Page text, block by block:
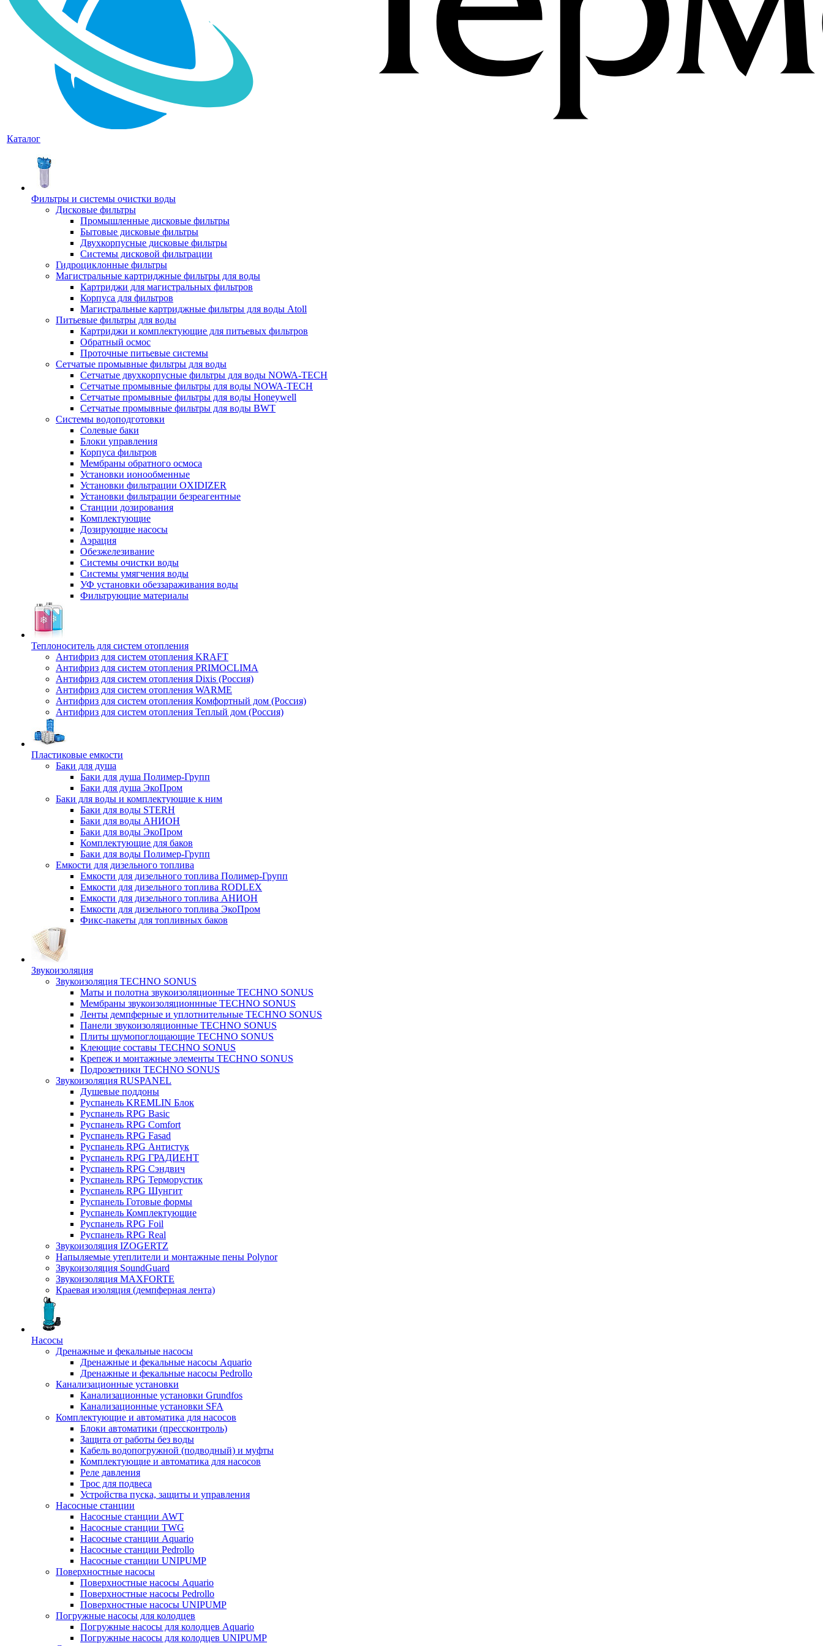
Каталог
Фильтры и системы очистки воды
Дисковые фильтры
Промышленные дисковые фильтры
Бытовые дисковые фильтры
Двухкорпусные дисковые фильтры
Системы дисковой фильтрации
Гидроциклонные фильтры
Магистральные картриджные фильтры для воды
Картриджи для магистральных фильтров
Корпуса для фильтров
Магистральные картриджные фильтры для воды Atoll
Питьевые фильтры для воды
Картриджи и комплектующие для питьевых фильтров
Обратный осмос
Проточные питьевые системы
Сетчатые промывные фильтры для воды
Сетчатые двухкорпусные фильтры для воды NOWA-TECH
Сетчатые промывные фильтры для воды NOWA-TECH
Сетчатые промывные фильтры для воды Honeywell
Сетчатые промывные фильтры для воды BWT
Системы водоподготовки
Солевые баки
Блоки управления
Корпуса фильтров
Мембраны обратного осмоса
Установки ионообменные
Установки фильтрации OXIDIZER
Установки фильтрации безреагентные
Станции дозирования
Комплектующие
Дозирующие насосы
Аэрация
Обезжелезивание
Системы очистки воды
Системы умягчения воды
УФ установки обеззараживания воды
Фильтрующие материалы
Теплоноситель для систем отопления
Антифриз для систем отопления KRAFT
Антифриз для систем отопления PRIMOCLIMA
Антифриз для систем отопления Dixis (Россия)
Антифриз для систем отопления WARME
Антифриз для систем отопления Комфортный дом (Россия)
Антифриз для систем отопления Теплый дом (Россия)
Пластиковые емкости
Баки для душа
Баки для душа Полимер-Групп
Баки для душа ЭкоПром
Баки для воды и комплектующие к ним
Баки для воды STERH
Баки для воды АНИОН
Баки для воды ЭкоПром
Комплектующие для баков
Баки для воды Полимер-Групп
Емкости для дизельного топлива
Емкости для дизельного топлива Полимер-Групп
Емкости для дизельного топлива RODLEX
Емкости для дизельного топлива АНИОН
Емкости для дизельного топлива ЭкоПром
Фикс-пакеты для топливных баков
Звукоизоляция
Звукоизоляция TECHNO SONUS
Маты и полотна звукоизоляционные TECHNO SONUS
Мембраны звукоизоляционнные TECHNO SONUS
Ленты демпферные и уплотнительные TECHNO SONUS
Панели звукоизоляционные TECHNO SONUS
Плиты шумопоглощающие TECHNO SONUS
Клеющие составы TECHNO SONUS
Крепеж и монтажные элементы TECHNO SONUS
Подрозетники TECHNO SONUS
Звукоизоляция RUSPANEL
Душевые поддоны
Руспанель KREMLIN Блок
Руспанель RPG Basic
Руспанель RPG Comfort
Руспанель RPG Fasad
Руспанель RPG Антистук
Руспанель RPG ГРАДИЕНТ
Руспанель RPG Сэндвич
Руспанель RPG Терморустик
Руспанель RPG Шунгит
Руспанель Готовые формы
Руспанель Комплектующие
Руспанель RPG Foil
Руспанель RPG Real
Звукоизоляция IZOGERTZ
Напыляемые утеплители и монтажные пены Polynor
Звукоизоляция SoundGuard
Звукоизоляция MAXFORTE
Краевая изоляция (демпферная лента)
Насосы
Дренажные и фекальные насосы
Дренажные и фекальные насосы Aquario
Дренажные и фекальные насосы Pedrollo
Канализационные установки
Канализационные установки Grundfos
Канализационные установки SFA
Комплектующие и автоматика для насосов
Блоки автоматики (прессконтроль)
Защита от работы без воды
Кабель водопогружной (подводный) и муфты
Комплектующие и автоматика для насосов
Реле давления
Трос для подвеса
Устройства пуска, защиты и управления
Насосные станции
Насосные станции AWT
Насосные станции TWG
Насосные станции Aquario
Насосные станции Pedrollo
Насосные станции UNIPUMP
Поверхностные насосы
Поверхностные насосы Aquario
Поверхностные насосы Pedrollo
Поверхностные насосы UNIPUMP
Погружные насосы для колодцев
Погружные насосы для колодцев Aquario
Погружные насосы для колодцев UNIPUMP